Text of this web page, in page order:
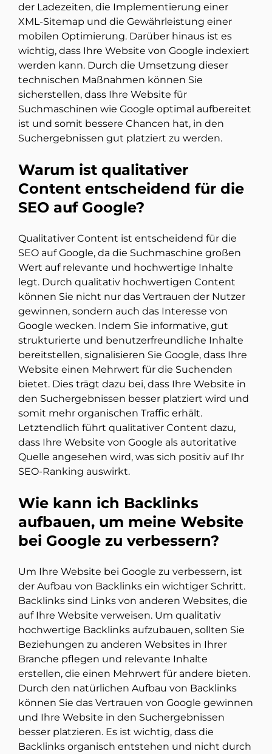
der Ladezeiten, die Implementierung einer
XML-Sitemap und die Gewährleistung einer
mobilen Optimierung. Darüber hinaus ist es
wichtig, dass Ihre Website von Google indexiert
werden kann. Durch die Umsetzung dieser
technischen Maßnahmen können Sie
sicherstellen, dass Ihre Website für
Suchmaschinen wie Google optimal aufbereitet
ist und somit bessere Chancen hat, in den
Suchergebnissen gut platziert zu werden.
Warum ist qualitativer
Content entscheidend für die
SEO auf Google?
Qualitativer Content ist entscheidend für die
SEO auf Google, da die Suchmaschine großen
Wert auf relevante und hochwertige Inhalte
legt. Durch qualitativ hochwertigen Content
können Sie nicht nur das Vertrauen der Nutzer
gewinnen, sondern auch das Interesse von
Google wecken. Indem Sie informative, gut
strukturierte und benutzerfreundliche Inhalte
bereitstellen, signalisieren Sie Google, dass Ihre
Website einen Mehrwert für die Suchenden
bietet. Dies trägt dazu bei, dass Ihre Website in
den Suchergebnissen besser platziert wird und
somit mehr organischen Traffic erhält.
Letztendlich führt qualitativer Content dazu,
dass Ihre Website von Google als autoritative
Quelle angesehen wird, was sich positiv auf Ihr
SEO-Ranking auswirkt.
Wie kann ich Backlinks
aufbauen, um meine Website
bei Google zu verbessern?
Um Ihre Website bei Google zu verbessern, ist
der Aufbau von Backlinks ein wichtiger Schritt.
Backlinks sind Links von anderen Websites, die
auf Ihre Website verweisen. Um qualitativ
hochwertige Backlinks aufzubauen, sollten Sie
Beziehungen zu anderen Websites in Ihrer
Branche pflegen und relevante Inhalte
erstellen, die einen Mehrwert für andere bieten.
Durch den natürlichen Aufbau von Backlinks
können Sie das Vertrauen von Google gewinnen
und Ihre Website in den Suchergebnissen
besser platzieren. Es ist wichtig, dass die
Backlinks organisch entstehen und nicht durch